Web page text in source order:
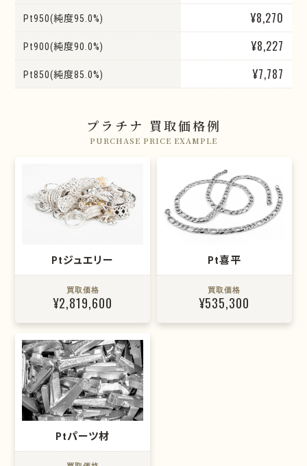
Pt950(純度95.0%) ¥8,270
Pt900(純度90.0%) ¥8,227
Pt850(純度85.0%) ¥7,787
プラチナ 買取価格例
PURCHASE PRICE EXAMPLE
Ptジュエリー
買取価格
¥2,819,600
Pt喜平
買取価格
¥535,300
Ptパーツ材